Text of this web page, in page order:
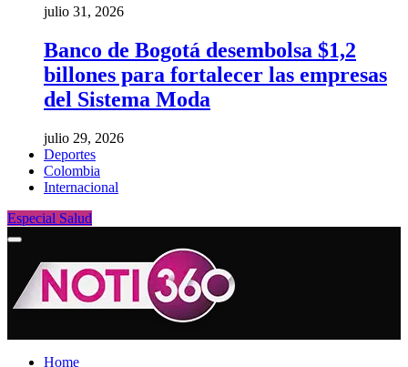
julio 31, 2026
Banco de Bogotá desembolsa $1,2
billones para fortalecer las empresas
del Sistema Moda
julio 29, 2026
Deportes
Colombia
Internacional
Especial Salud
Home